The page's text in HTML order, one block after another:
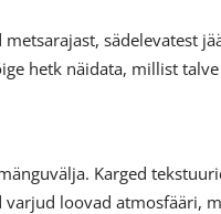
sädelevatest
hetk näidata, millist
Karged
loovad atmosfääri,